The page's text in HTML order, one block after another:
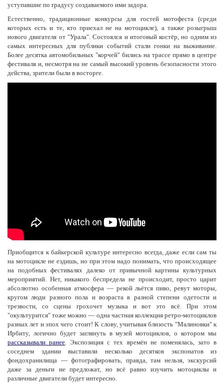
уступавшие по градусу создаваемого ими задора.
Естественно, традиционные конкурсы для гостей мотофеста (среди
которых есть и те, кто приехал не на мотоцикле), а также розыгрыш
нового двигателя от "Урала". Состоялся и итоговый костёр, но одним из
самых интересных для публики событий стали гонки на выживание.
Более десятка автомобильных "корчей" бились на трассе прямо в центре
фестиваля и, несмотря на не самый высокий уровень безопасности этого
действа, зрители были в восторге.
Приобщится к байкерской культуре интересно всегда, даже если сам ты
на мотоцикле не ездишь, но при этом надо понимать, что происходящее
на подобных фестивалях далеко от привычной картины культурных
мероприятий. Нет, никакого беспредела не происходит, просто царит
абсолютно особенная атмосфера — рекой льётся пиво, ревут моторы,
кругом люди разного пола и возраста в разной степени одетости и
трезвости, со сцены грохочет музыка и вот это всё. При этом
"окультурится" тоже можно — одна частная коллекция ретро-мотоциклов
разных лет и эпох чего стоит! К слову, учитывая близость "Малиновки" к
Ирбиту, логично будет заглянуть в музей мотоциклов, о котором мы
рассказывали ранее. Экспозиция с тех времён не поменялась, зато в
соседнем здании выставили несколько десятков экспонатов из
фондохранилища — фотографировать, правда, там нельзя, экскурсий
даже за деньги не предложат, но всё равно изучить мотоциклы и
различные двигатели будет интересно.